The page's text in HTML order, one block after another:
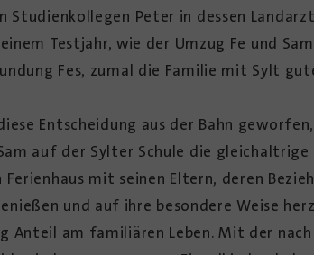
Studienkollegen Peter in dessen
Testjahr, wie der Umzug Fe und
Fes, zumal die Familie mit Sylt
Entscheidung aus der Bahn
auf der Sylter Schule die
mit seinen Eltern, deren
und auf ihre besondere Weise
Anteil am familiären Leben. Mit der